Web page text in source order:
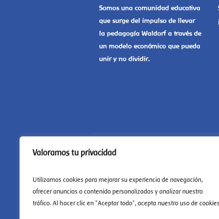
Valoramos tu privacidad
Utilizamos cookies para mejorar su experiencia de navegación,
ofrecer anuncios o contenido personalizados y analizar nuestro
tráfico. Al hacer clic en "Aceptar todo", acepta nuestro uso de
Somos una comunidad educativa
que surge del impulso de llevar
la pedagogía Waldorf a través de
un modelo económico que pueda
unir y no dividir.